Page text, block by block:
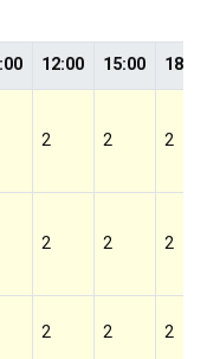
12:00 15:00 18:00
2 2 2
2 2 2
2 2 2